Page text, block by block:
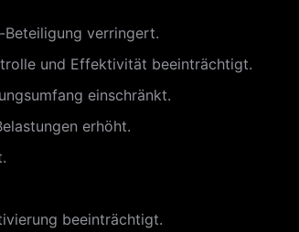
Beteiligung verringert.
und Effektivität beeinträchtigt.
einschränkt.
erhöht.
beeinträchtigt.